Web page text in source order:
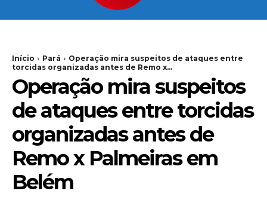
Início Pará
Operação mira suspeitos de ataques entre
torcidas organizadas antes de Remo x...
Operação mira suspeitos
de ataques entre torcidas
organizadas antes de
Remo x Palmeiras em
Belém